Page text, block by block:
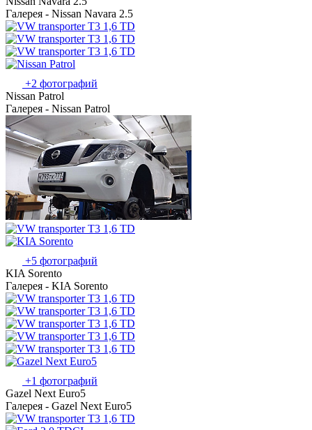
Галерея - Nissan Navara 2.5
+2 фотографий
Nissan Patrol
Галерея - Nissan Patrol
+5 фотографий
KIA Sorento
Галерея - KIA Sorento
+1 фотографий
Gazel Next Euro5
Галерея - Gazel Next Euro5